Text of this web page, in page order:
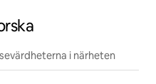
i närheten